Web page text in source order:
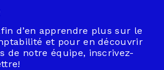
d’en apprendre plus sur le
et pour en découvrir
de notre équipe, inscrivez-